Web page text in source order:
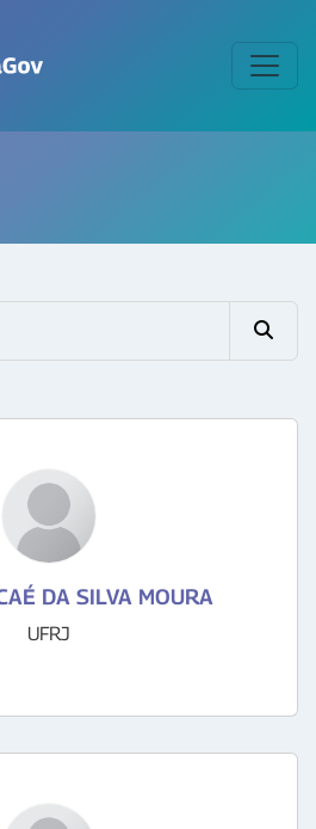
DA SILVA MOURA
UFRJ